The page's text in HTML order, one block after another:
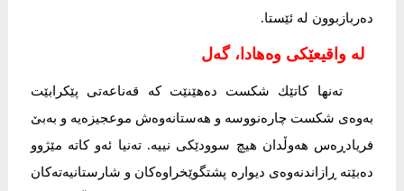
دەربازبوون لە ئێستا.
لە واقیعێکی وەھادا، گەل
تەنها کاتێك شکست دەهێنێت کە قەناعەتی پێکرابێت
بەوەی شکست چارەنووسە و ھەستانەوەش موعجیزەیە و بەبێ
فریادڕەس ھەوڵدان هیچ سوودێکی نییە. تەنیا ئەو کاتە مێژوو
دەبێتە ڕازاندنەوەی دیوارە پشتگوێخراوەکان و شارستانیەتەکان